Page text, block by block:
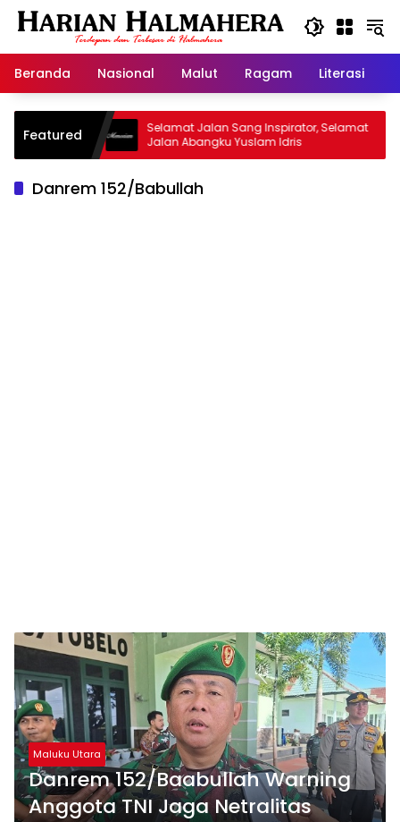
Langsung
Beranda
Nasional Malut Ragam Literasi
Featured
Selamat Jalan Sang Inspirator, Selamat
Jalan Abangku Yuslam Idris
Danrem 152/Babullah
Maluku Utara
Danrem 152/Baabullah Warning
Anggota TNI Jaga Netralitas